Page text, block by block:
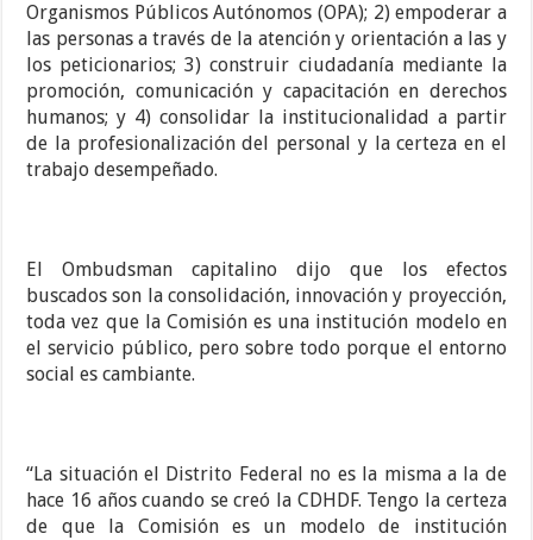
Organismos Públicos Autónomos (OPA); 2) empoderar a
las personas a través de la atención y orientación a las y
los peticionarios; 3) construir ciudadanía mediante la
promoción, comunicación y capacitación en derechos
humanos; y 4) consolidar la institucionalidad a partir
de la profesionalización del personal y la certeza en el
trabajo desempeñado.
El Ombudsman capitalino dijo que los efectos
buscados son la consolidación, innovación y proyección,
toda vez que la Comisión es una institución modelo en
el servicio público, pero sobre todo porque el entorno
social es cambiante.
“La situación el Distrito Federal no es la misma a la de
hace 16 años cuando se creó la CDHDF. Tengo la certeza
de que la Comisión es un modelo de institución